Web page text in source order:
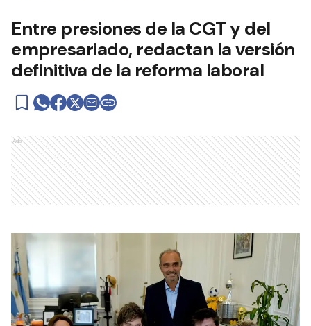
Entre presiones de la CGT y del
empresariado, redactan la versión
definitiva de la reforma laboral
Ads